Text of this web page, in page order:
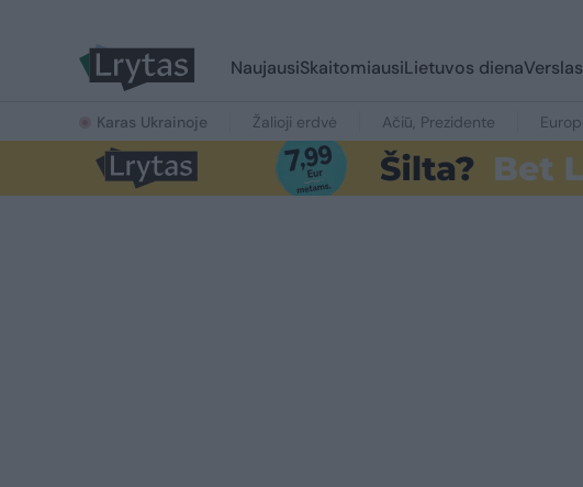
NaujausiSkaitomiausiLietuvos dienaVerslas
Karas Ukrainoje Žalioji erdvė Ačiū, Prezidente